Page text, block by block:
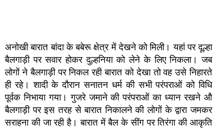
अनोखी बारात बांदा के बबेरू क्षेत्र में देखने को मिली। यहां पर दूल्हा
बैलगाड़ी पर सवार होकर दुल्हनिया को लेने के लिए निकला। जब
लोगों ने बैलगाड़ी पर निकल रही बारात को देखा तो वह उसे निहारते
ही रहे। शादी के दौरान सनातन धर्म की सभी परंपराओं को विधि
पूर्वक निभाया गया। गुजरे जमाने की परंपराओं का ध्यान रखने औ
बैलगाड़ी पर इस तरह से बारात निकालने की लोगों के द्वारा जमकर
सराहना की जा रही है। बारात में बैल के सींग पर तिरंगा की आकृति